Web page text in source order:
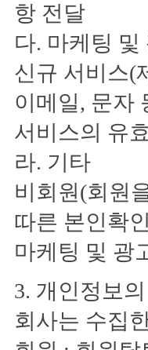
항 전달
다. 마케팅 및
신규 서비스(
이메일, 문자
서비스의 유
라. 기타
비회원(회원
따른 본인확
마케팅 및 광
3. 개인정보
회사는 수집